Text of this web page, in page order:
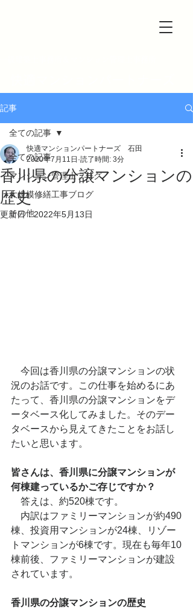
記事
全ての記事
マンション管理士ブログ
大規模修繕工事ブログ
その他
全ての記事
香川県の分譲マンションの
歴史
快適マンションパートナーズ 石田
2020年7月11日 読了時間: 3分
更新日：2022年5月13日
今回は香川県の分譲マンションの状
況のお話です。この仕事を始めるにあ
たって、香川県の分譲マンションをデ
ータベース化してみました。そのデー
タベースから見えてきたことをお話し
たいと思います。
皆さんは、香川県に分譲マンションが
何棟建っているかご存じですか？
答えは、約520棟です。
内訳はファミリーマンションが約490
棟、投資用マンションが24棟、リゾー
トマンションが6棟です。現在も毎年10
棟前後、ファミリーマンションが建設
されています。
香川県の分譲マンションの歴史